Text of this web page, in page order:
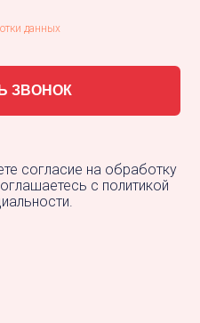
данных
ЗВОНОК
согласие на обработку
c политикой